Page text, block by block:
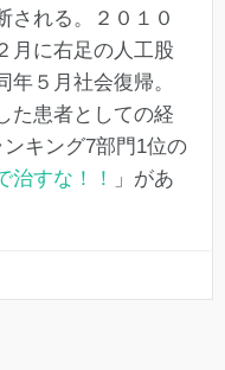
される。２０１０
月に右足の人工股
５月社会復帰。
た患者としての経
キング7部門1位の
治すな！！
」があ